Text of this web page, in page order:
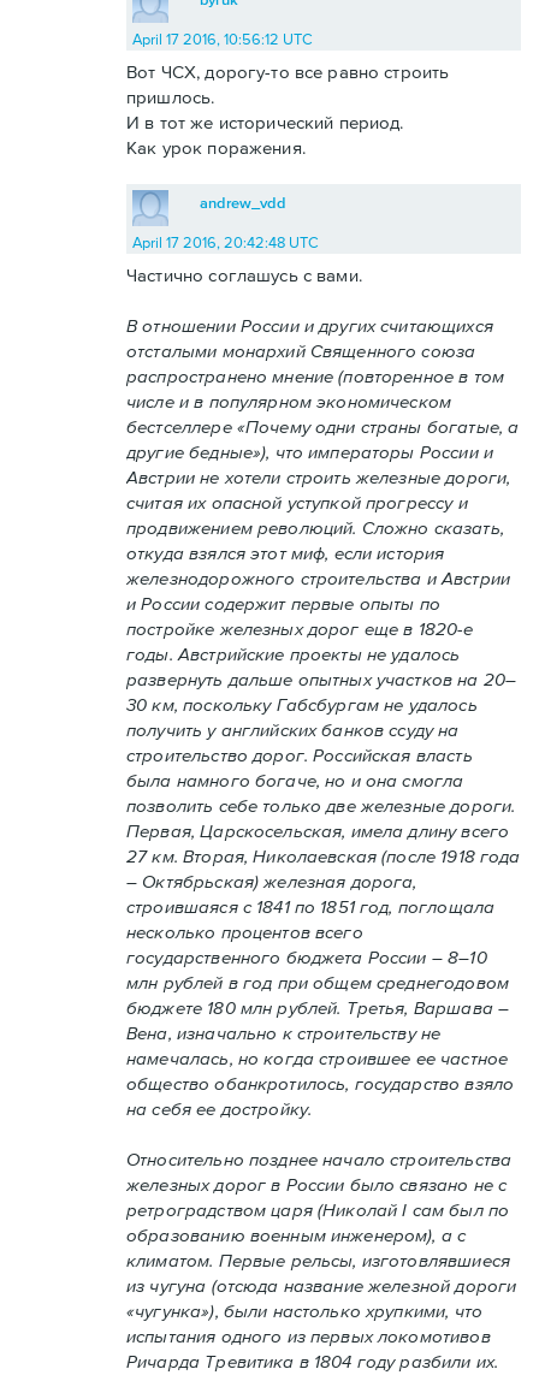
April 17 2016, 10:56:12 UTC
Вот ЧСХ, дорогу-то все равно строить
пришлось.
И в тот же исторический период.
Как урок поражения.
andrew_vdd
April 17 2016, 20:42:48 UTC
Частично соглашусь с вами.
В отношении России и других считающихся
отсталыми монархий Священного союза
распространено мнение (повторенное в том
числе и в популярном экономическом
бестселлере «Почему одни страны богатые, а
другие бедные»), что императоры России и
Австрии не хотели строить железные дороги,
считая их опасной уступкой прогрессу и
продвижением революций. Сложно сказать,
откуда взялся этот миф, если история
железнодорожного строительства и Австрии
и России содержит первые опыты по
постройке железных дорог еще в 1820-е
годы. Австрийские проекты не удалось
развернуть дальше опытных участков на 20–
30 км, поскольку Габсбургам не удалось
получить у английских банков ссуду на
строительство дорог. Российская власть
была намного богаче, но и она смогла
позволить себе только две железные дороги.
Первая, Царскосельская, имела длину всего
27 км. Вторая, Николаевская (после 1918 года
– Октябрьская) железная дорога,
строившаяся с 1841 по 1851 год, поглощала
несколько процентов всего
государственного бюджета России – 8–10
млн рублей в год при общем среднегодовом
бюджете 180 млн рублей. Третья, Варшава –
Вена, изначально к строительству не
намечалась, но когда строившее ее частное
общество обанкротилось, государство взяло
на себя ее достройку.
Относительно позднее начало строительства
железных дорог в России было связано не с
ретроградством царя (Николай I сам был по
образованию военным инженером), а с
климатом. Первые рельсы, изготовлявшиеся
из чугуна (отсюда название железной дороги
«чугунка»), были настолько хрупкими, что
испытания одного из первых локомотивов
Ричарда Тревитика в 1804 году разбили их.